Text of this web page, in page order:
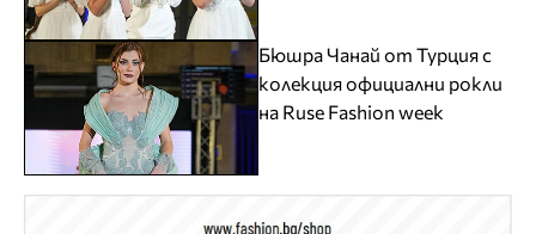
Бюшра Чанай от Турция с
колекция официални рокли
на Ruse Fashion week